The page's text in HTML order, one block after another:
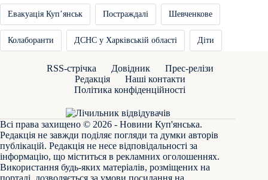
Евакуація Купʼянськ Постраждалі Шевченкове
Колаборанти ДСНС у Харківській області Діти
RSS-стрічка Довідник
Прес-релізи
Редакція
Наші контакти
Політика конфіденційності
Всі права захищено © 2026 - Новини Куп'янська.
Редакція не завжди поділяє погляди та думки авторів
публікацій. Редакція не несе відповідальності за
інформацію, що міститься в рекламних оголошеннях.
Використання будь-яких матеріалів, розміщених на